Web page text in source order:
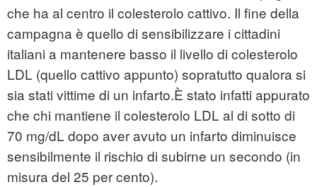
che ha al centro il colesterolo cattivo. Il fine della
campagna è quello di sensibilizzare i cittadini
italiani a mantenere basso il livello di colesterolo
LDL (quello cattivo appunto) sopratutto qualora si
sia stati vittime di un infarto.È stato infatti appurato
che chi mantiene il colesterolo LDL al di sotto di
70 mg/dL dopo aver avuto un infarto diminuisce
sensibilmente il rischio di subirne un secondo (in
misura del 25 per cento).